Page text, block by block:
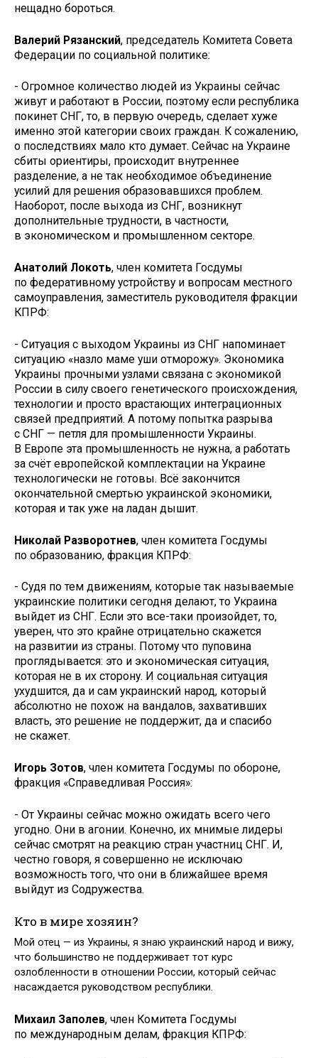
нещадно бороться.
Валерий Рязанский, председатель Комитета Совета
Федерации по социальной политике:
- Огромное количество людей из Украины сейчас
живут и работают в России, поэтому если республика
покинет СНГ, то, в первую очередь, сделает хуже
именно этой категории своих граждан. К сожалению,
о последствиях мало кто думает. Сейчас на Украине
сбиты ориентиры, происходит внутреннее
разделение, а не так необходимое объединение
усилий для решения образовавшихся проблем.
Наоборот, после выхода из СНГ, возникнут
дополнительные трудности, в частности,
в экономическом и промышленном секторе.
Анатолий Локоть, член комитета Госдумы
по федеративному устройству и вопросам местного
самоуправления, заместитель руководителя фракции
КПРФ:
- Ситуация с выходом Украины из СНГ напоминает
ситуацию «назло маме уши отморожу». Экономика
Украины прочными узлами связана с экономикой
России в силу своего генетического происхождения,
технологии и просто врастающих интеграционных
связей предприятий. А потому попытка разрыва
с СНГ — петля для промышленности Украины.
В Европе эта промышленность не нужна, а работать
за счёт европейской комплектации на Украине
технологически не готовы. Всё закончится
окончательной смертью украинской экономики,
которая и так уже на ладан дышит.
Николай Разворотнев, член комитета Госдумы
по образованию, фракция КПРФ:
- Судя по тем движениям, которые так называемые
украинские политики сегодня делают, то Украина
выйдет из СНГ. Если это все-таки произойдет, то,
уверен, что это крайне отрицательно скажется
на развитии из страны. Потому что пуповина
проглядывается: это и экономическая ситуация,
которая не в их сторону. И социальная ситуация
ухудшится, да и сам украинский народ, который
абсолютно не похож на вандалов, захвативших
власть, это решение не поддержит, да и спасибо
не скажет.
Игорь Зотов, член комитета Госдумы по обороне,
фракция «Справедливая Россия»:
- От Украины сейчас можно ожидать всего чего
угодно. Они в агонии. Конечно, их мнимые лидеры
сейчас смотрят на реакцию стран участниц СНГ. И,
честно говоря, я совершенно не исключаю
возможность того, что они в ближайшее время
выйдут из Содружества.
Кто в мире хозяин?
Мой отец — из Украины, я знаю украинский народ и вижу,
что большинство не поддерживает тот курс
озлобленности в отношении России, который сейчас
насаждается руководством республики.
Михаил Заполев, член Комитета Госдумы
по международным делам, фракция КПРФ: